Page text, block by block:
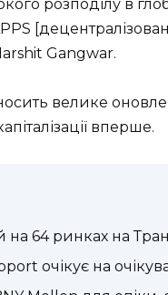
розподілу в
Gangwar.
велике
вперше.
на 64 ринках на
очікує на